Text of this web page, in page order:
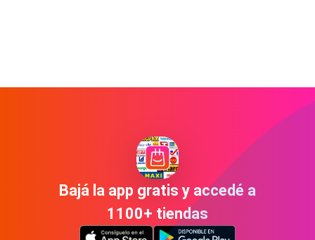
Bajá la app gratis y accedé a
1100+ tiendas